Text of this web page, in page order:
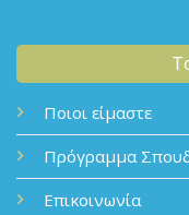
Ποιοι είμαστε
Πρόγραμμα
Επικοινωνία